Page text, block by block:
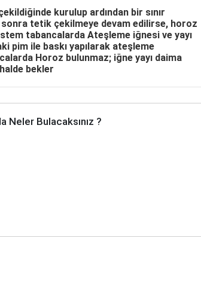
kurulup ardından bir sınır
tetik çekilmeye devam edilirse, horoz
tabancalarda Ateşleme iğnesi ve yayı
pim ile baskı yapılarak ateşleme
Horoz bulunmaz; iğne yayı daima
bekler
Neler Bulacaksınız ?